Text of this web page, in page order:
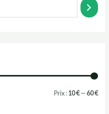
PP
Prix :10 €—60 €